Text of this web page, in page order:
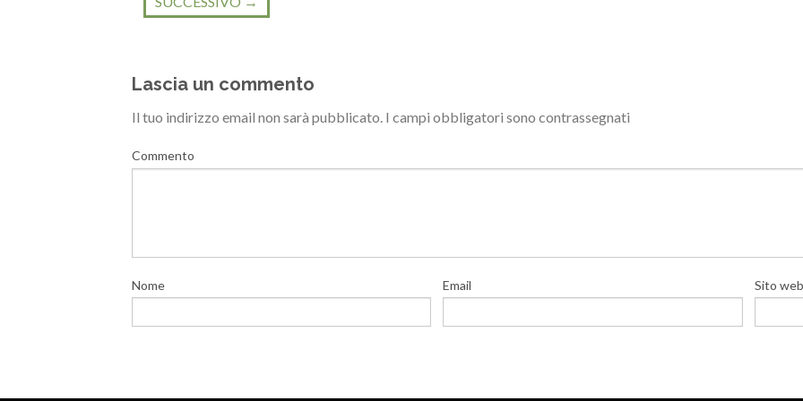
Lascia un commento
Il tuo indirizzo email non sarà pubblicato. I campi obbligatori sono contrassegnati
Commento
Nome Email Sito web